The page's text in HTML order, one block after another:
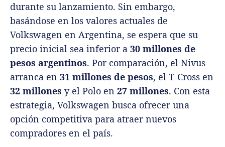
durante su lanzamiento. Sin embargo,
basándose en los valores actuales de
Volkswagen en Argentina, se espera que su
precio inicial sea inferior a 30 millones de
pesos argentinos. Por comparación, el Nivus
arranca en 31 millones de pesos, el T-Cross en
32 millones y el Polo en 27 millones. Con esta
estrategia, Volkswagen busca ofrecer una
opción competitiva para atraer nuevos
compradores en el país.